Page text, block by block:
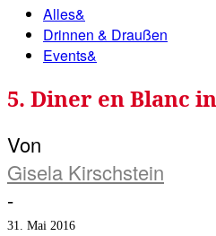
Alles&
Drinnen & Draußen
Events&
5. Diner en Blanc
Von
Gisela Kirschstein
-
31. Mai 2016